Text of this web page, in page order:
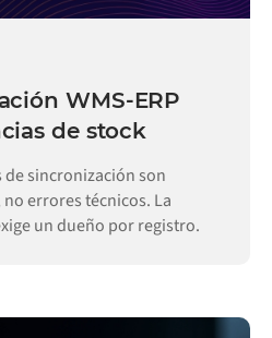
WMS-ERP
de stock
de sincronización son
errores técnicos. La
un dueño por registro.